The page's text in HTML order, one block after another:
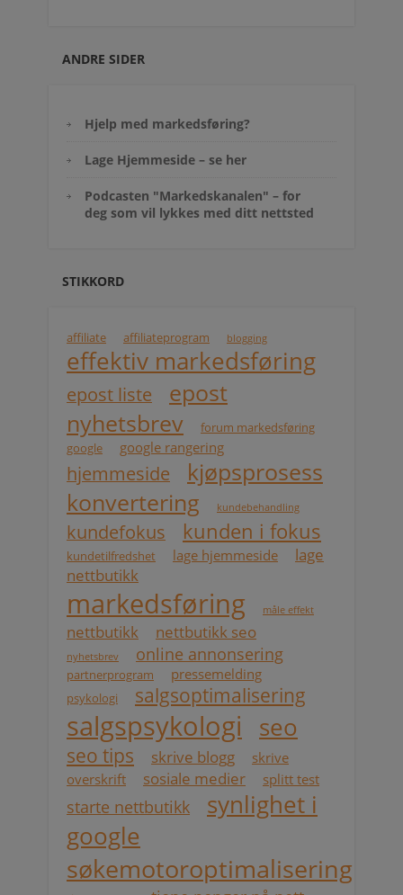
ANDRE SIDER
Hjelp med markedsføring?
Lage Hjemmeside – se her
Podcasten "Markedskanalen" – for
deg som vil lykkes med ditt nettsted
STIKKORD
affiliate affiliateprogram blogging
effektiv markedsføring
epost liste
epost
nyhetsbrev
forum markedsføring
google
google rangering
hjemmeside
kjøpsprosess
konvertering
kundebehandling
kundefokus kunden i fokus
kundetilfredshet lage hjemmeside
lage
nettbutikk
markedsføring måle effekt
nettbutikk nettbutikk seo
nyhetsbrev online annonsering
partnerprogram pressemelding
psykologi salgsoptimalisering
salgspsykologi seo
seo tips skrive blogg
skrive
overskrift
sosiale medier splitt test
starte nettbutikk
synlighet i
google
søkemotoroptimalisering